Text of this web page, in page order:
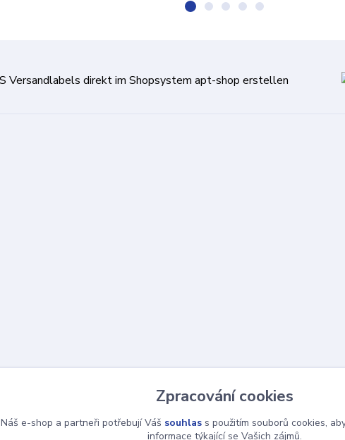
Zpracování cookies
Náš e-shop a partneři potřebují Váš souhlass použitím souborů cookies,
informace týkající se Vašich zájmů.